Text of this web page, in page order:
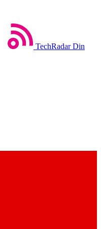
TechRadar Din